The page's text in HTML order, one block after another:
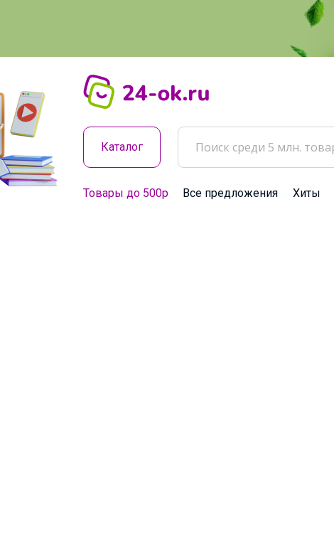
Каталог
Товары до 500р Все предложения Хиты